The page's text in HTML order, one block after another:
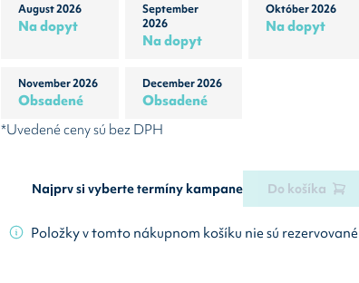
August 2026
Na dopyt
September
2026
Na dopyt
Október 2026
Na dopyt
November 2026
Obsadené
December 2026
Obsadené
*Uvedené ceny sú bez DPH
Najprv si vyberte termíny kampane Do košíka
Položky v tomto nákupnom košíku nie sú rezervované